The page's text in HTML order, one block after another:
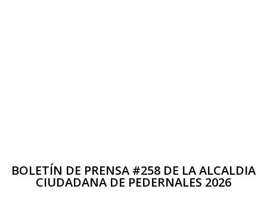
BOLETÍN DE PRENSA #258 DE LA ALCALDIA
CIUDADANA DE PEDERNALES 2026